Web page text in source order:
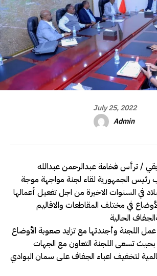
July 25, 2022
Admin
/ ترأس فخامة عبدالرحمن عبدالله
رئيس الجمهورية لقاء لجنة مواجهة موجة
في السنوات الاخيرة من اجل تفعيل أعمالها
في مختلف المقاطعات والاقاليم
عمل اللجنة وأجندتها مع تزايد صعوبة الأوضاع
, بحيث تسعى اللجنة التعاون مع الجهات
لتخفيف اعباء الجفاف على سمان البوادي